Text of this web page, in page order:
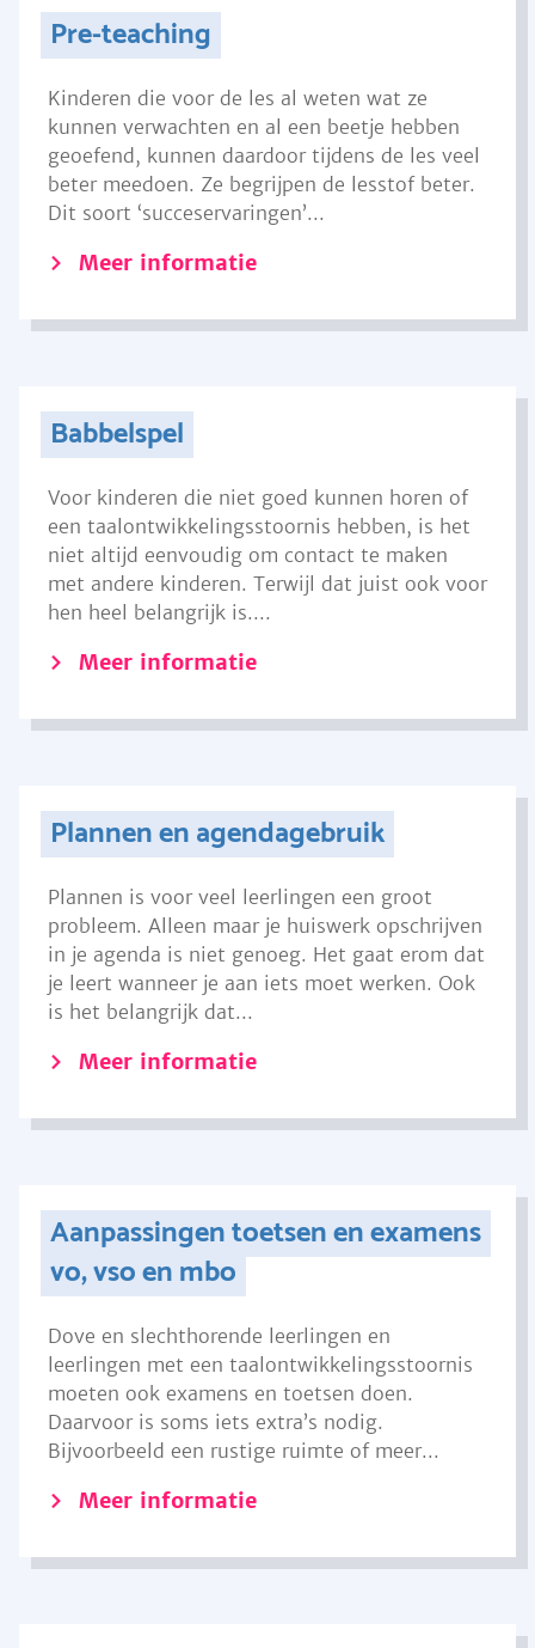
Pre-teaching
Kinderen die voor de les al weten wat ze
kunnen verwachten en al een beetje hebben
geoefend, kunnen daardoor tijdens de les veel
beter meedoen. Ze begrijpen de lesstof beter.
Dit soort ‘succeservaringen’...
Meer informatie
Babbelspel
Voor kinderen die niet goed kunnen horen of
een taalontwikkelingsstoornis hebben, is het
niet altijd eenvoudig om contact te maken
met andere kinderen. Terwijl dat juist ook voor
hen heel belangrijk is....
Meer informatie
Plannen en agendagebruik
Plannen is voor veel leerlingen een groot
probleem. Alleen maar je huiswerk opschrijven
in je agenda is niet genoeg. Het gaat erom dat
je leert wanneer je aan iets moet werken. Ook
is het belangrijk dat...
Meer informatie
Aanpassingen toetsen en examens
vo, vso en mbo
Dove en slechthorende leerlingen en
leerlingen met een taalontwikkelingsstoornis
moeten ook examens en toetsen doen.
Daarvoor is soms iets extra’s nodig.
Bijvoorbeeld een rustige ruimte of meer...
Meer informatie